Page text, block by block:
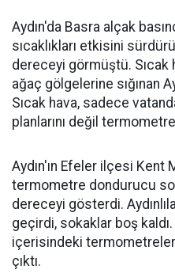
Aydın'da Basra alçak
sıcaklıkları etkisini
dereceyi görmüştü.
ağaç gölgelerine sığınan
Sıcak hava, sadece
planlarını değil
Aydın'ın Efeler ilçesi Kent
termometre dondurucu
dereceyi gösterdi.
geçirdi, sokaklar boş
içerisindeki
çıktı.